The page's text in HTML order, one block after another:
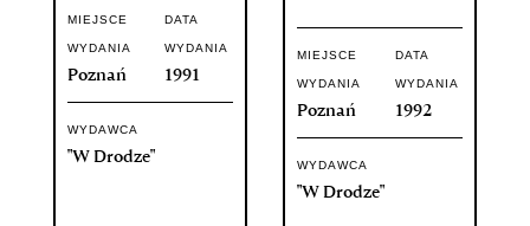
MIEJSCE
WYDANIA
Poznań
DATA
WYDANIA
1991
WYDAWCA
"W Drodze"
MIEJSCE
WYDANIA
Poznań
DATA
WYDANIA
1992
WYDAWCA
"W Drodze"